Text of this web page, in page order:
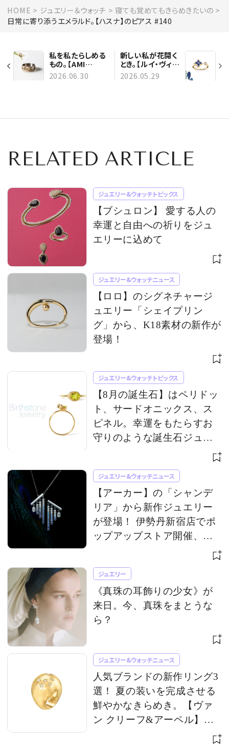
HOME ジュエリー＆ウォッチ
寝ても覚めてもきらめきたいの
日常に寄り添うエメラルド。【ハスナ】のピアス #140
私を私たらしめる
もの。【AMI
MASAMITSU】の
ビスポークリング
2026.06.30
新しい私が花開く
とき。【ルイ・ヴィト
ン】のリング #139
2026.05.29
RELATED ARTICLE
ジュエリー&ウォッチトピックス
【ブシュロン】 愛する人の
幸運と自由への祈りをジュ
エリーに込めて
ジュエリー&ウォッチニュース
【ロロ】のシグネチャージ
ュエリー「シェイプリン
グ」から、K18素材の新作が
登場！
ジュエリー&ウォッチトピックス
【8月の誕生石】はペリドッ
ト、サードオニックス、ス
ピネル。幸運をもたらすお
守りのような誕生石ジュエ
ジュエリー&ウォッチニュース
【アーカー】の「シャンデ
リア」から新作ジュエリー
が登場！ 伊勢丹新宿店でポ
ップアップストア開催、限
ジュエリー
《真珠の耳飾りの少女》が
来日。今、真珠をまとうな
ら？
ジュエリー&ウォッチニュース
人気ブランドの新作リング3
選！ 夏の装いを完成させる
鮮やかなきらめき。【ヴァ
ン クリーフ&アーペル】